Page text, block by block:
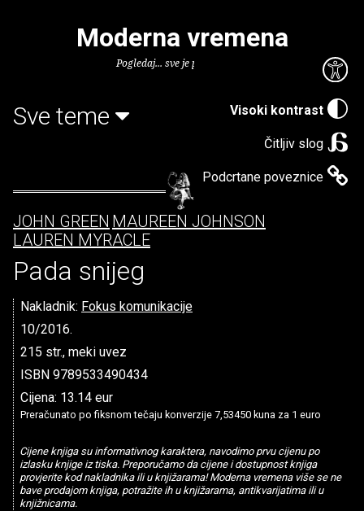
Visoki kontrast
Čitljiv slog
Podcrtane poveznice
Moderna vremena
Pogledaj... sve je puno knjiga.
Sve teme
JOHN GREEN MAUREEN JOHNSON
LAUREN MYRACLE
Pada snijeg
Nakladnik: Fokus komunikacije
10/2016.
215 str., meki uvez
ISBN 9789533490434
Cijena: 13.14 eur
Preračunato po fiksnom tečaju konverzije 7,53450 kuna za 1 euro
Cijene knjiga su informativnog karaktera, navodimo prvu cijenu po
izlasku knjige iz tiska. Preporučamo da cijene i dostupnost knjiga
provjerite kod nakladnika ili u knjižarama! Moderna vremena više se ne
bave prodajom knjiga, potražite ih u knjižarama, antikvarijatima ili u
knjižnicama.